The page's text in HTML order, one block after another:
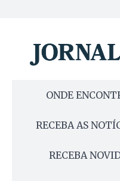
ONDE
RECEBA AS
RECEBA